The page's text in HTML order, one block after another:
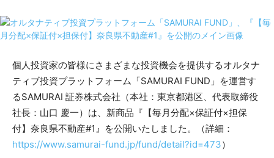
個人投資家の皆様にさまざまな投資機会を提供するオルタナ
ティブ投資プラットフォーム「SAMURAI FUND」を運営す
るSAMURAI 証券株式会社（本社：東京都港区、代表取締役
社長：山口 慶一）は、新商品『【毎月分配×保証付×担保
付】奈良県不動産#1』を公開いたしました。（詳細：
https://www.samurai-fund.jp/fund/detail?id=473）